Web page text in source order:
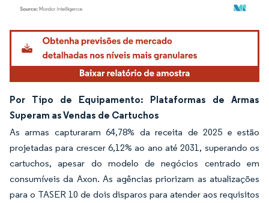
Imagem © Mordor Intelligence. O reuso requer atribuição conforme CC BY 4.0.
Por Tipo de Equipamento: Plataformas de Armas
Superam as Vendas de Cartuchos
As armas capturaram 64,78% da receita de 2025 e estão
projetadas para crescer 6,12% ao ano até 2031, superando os
cartuchos, apesar do modelo de negócios centrado em
consumíveis da Axon. As agências priorizam as atualizações
para o TASER 10 de dois disparos para atender aos requisitos